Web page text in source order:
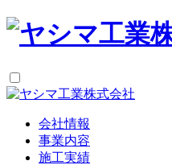
会社情報
事業内容
施工実績